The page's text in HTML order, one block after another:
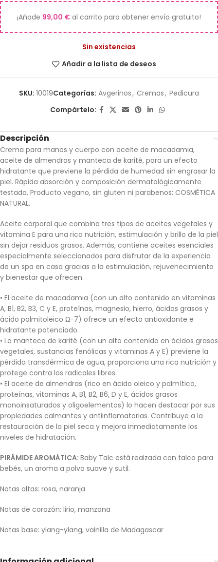
¡Añade 99,00 € al carrito para obtener envío gratuito!
Sin existencias
Añadir a la lista de deseos
SKU: 10019Categorías: Avgerinos, Cremas, Pedicura
Compártelo:
Descripción
Crema para manos y cuerpo con aceite de macadamia,
aceite de almendras y manteca de karité, para un efecto
hidratante que previene la pérdida de humedad sin engrasar la
piel. Rápida absorción y composición dermatológicamente
testada. Producto vegano, sin gluten ni parabenos: COSMÉTICA
NATURAL.
Aceite corporal que combina tres tipos de aceites vegetales y
vitamina E para una rica nutrición, estimulación y brillo de la piel
sin dejar residuos grasos. Además, contiene aceites esenciales
especialmente seleccionados para disfrutar de la experiencia
de un spa en casa gracias a la estimulación, rejuvenecimiento
y bienestar que ofrecen.
• El aceite de macadamia (con un alto contenido en vitaminas
A, B1, B2, B3, C y E, proteínas, magnesio, hierro, ácidos grasos y
ácido palmitoleico Ω-7) ofrece un efecto antioxidante e
hidratante potenciado.
• La manteca de karité (con un alto contenido en ácidos grasos
vegetales, sustancias fenólicas y vitaminas A y E) previene la
pérdida transdérmica de agua, proporciona una rica nutrición y
protege contra los radicales libres.
• El aceite de almendras (rico en ácido oleico y palmítico,
proteínas, vitaminas A, B1, B2, B6, D y E, ácidos grasos
monoinsaturados y oligoelementos) lo hacen destacar por sus
propiedades calmantes y antiinflamatorias. Contribuye a la
restauración de la piel seca y mejora inmediatamente los
niveles de hidratación.
PIRÁMIDE AROMÁTICA: Baby Talc está realzada con talco para
bebés, un aroma a polvo suave y sutil.
Notas altas: rosa, naranja
Notas de corazón: lirio, manzana
Notas base: ylang-ylang, vainilla de Madagascar